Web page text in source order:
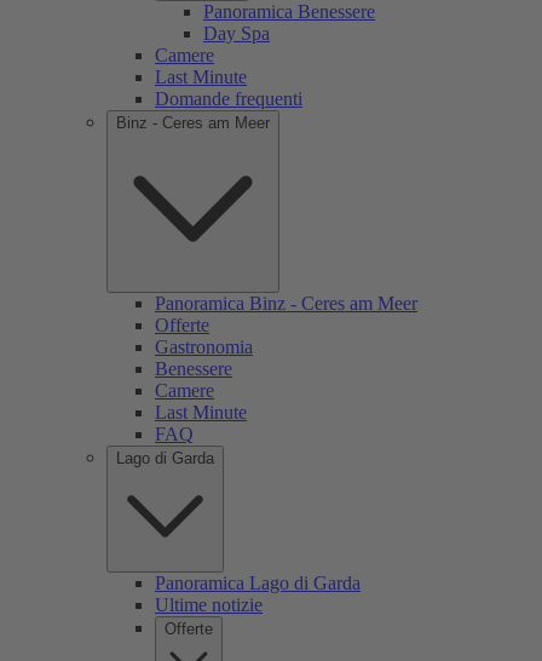
Panoramica Benessere
Day Spa
Camere
Last Minute
Domande frequenti
Binz - Ceres am Meer
Panoramica Binz - Ceres am Meer
Offerte
Gastronomia
Benessere
Camere
Last Minute
FAQ
Lago di Garda
Panoramica Lago di Garda
Ultime notizie
Offerte